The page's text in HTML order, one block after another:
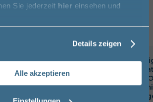
Sie jederzeit hier einsehen und
Details zeigen
Alle akzeptieren
Design
verchromt,
Ablaufgarnitur
badshop.de
matt, inkl. Push-
Ablaufgarnitur